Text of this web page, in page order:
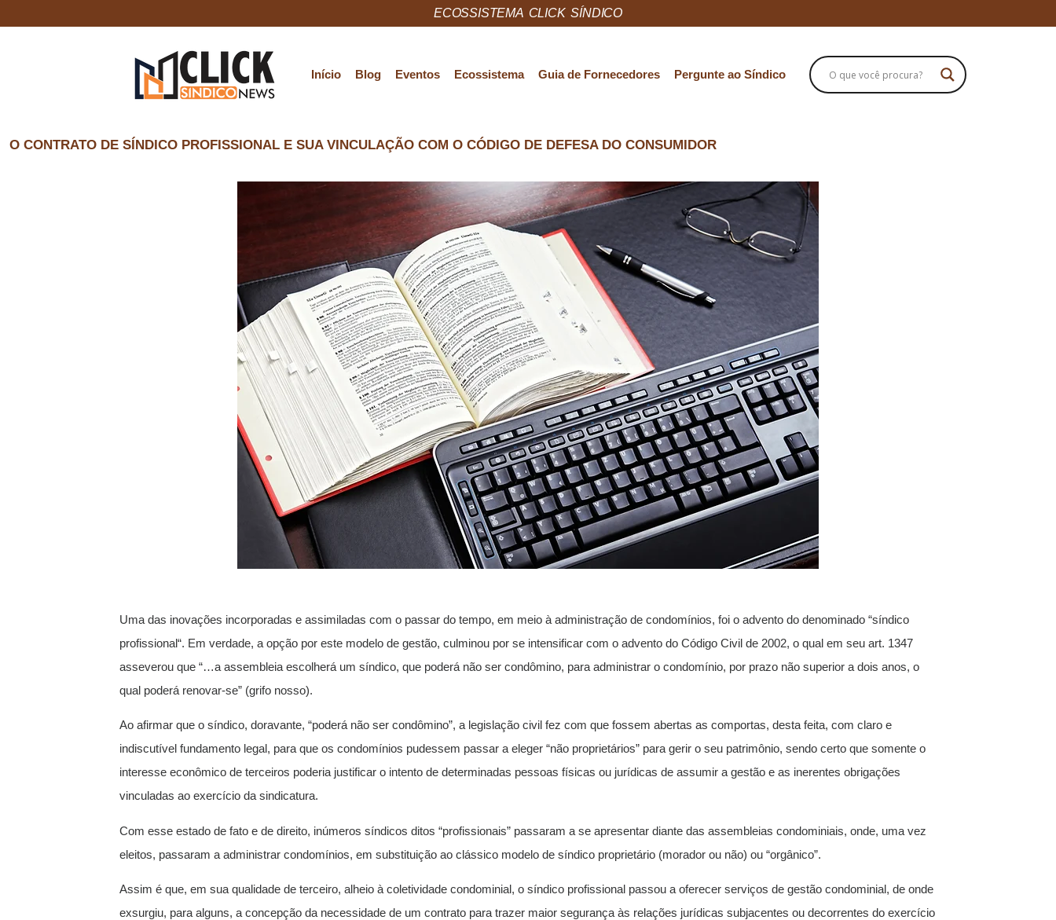
ECOSSISTEMA CLICK SÍNDICO
Início Blog Eventos Ecossistema Guia de Fornecedores Pergunte ao Síndico
O CONTRATO DE SÍNDICO PROFISSIONAL E SUA VINCULAÇÃO COM O CÓDIGO DE DEFESA DO CONSUMIDOR
Uma das inovações incorporadas e assimiladas com o passar do tempo, em meio à administração de condomínios, foi o advento do denominado “síndico
profissional“. Em verdade, a opção por este modelo de gestão, culminou por se intensificar com o advento do Código Civil de 2002, o qual em seu art. 1347
asseverou que “…a assembleia escolherá um síndico, que poderá não ser condômino, para administrar o condomínio, por prazo não superior a dois anos, o
qual poderá renovar-se” (grifo nosso).
Ao afirmar que o síndico, doravante, “poderá não ser condômino”, a legislação civil fez com que fossem abertas as comportas, desta feita, com claro e
indiscutível fundamento legal, para que os condomínios pudessem passar a eleger “não proprietários” para gerir o seu patrimônio, sendo certo que somente o
interesse econômico de terceiros poderia justificar o intento de determinadas pessoas físicas ou jurídicas de assumir a gestão e as inerentes obrigações
vinculadas ao exercício da sindicatura.
Com esse estado de fato e de direito, inúmeros síndicos ditos “profissionais” passaram a se apresentar diante das assembleias condominiais, onde, uma vez
eleitos, passaram a administrar condomínios, em substituição ao clássico modelo de síndico proprietário (morador ou não) ou “orgânico”.
Assim é que, em sua qualidade de terceiro, alheio à coletividade condominial, o síndico profissional passou a oferecer serviços de gestão condominial, de onde
exsurgiu, para alguns, a concepção da necessidade de um contrato para trazer maior segurança às relações jurídicas subjacentes ou decorrentes do exercício